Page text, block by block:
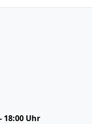
18:00 Uhr